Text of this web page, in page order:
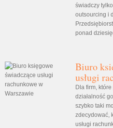
świadczy
outsourcing i
ponad
Biuro
usługi
Dla firm,
działalność
szybko taki
zdecydować,
usługi